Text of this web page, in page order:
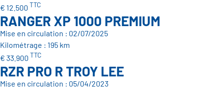
€ 12.500 TTC
RANGER XP 1000 PREMIUM
Mise en circulation : 02/07/2025
Kilométrage : 195 km
€ 33.900 TTC
RZR PRO R TROY LEE
Mise en circulation : 05/04/2023